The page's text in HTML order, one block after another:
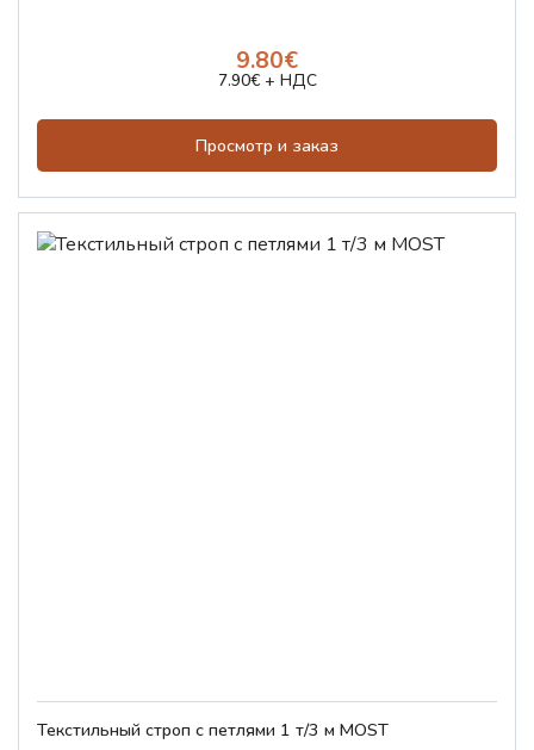
9.80€
7.90€ + НДС
Просмотр и заказ
Текстильный строп с петлями 1 т/3 м MOST